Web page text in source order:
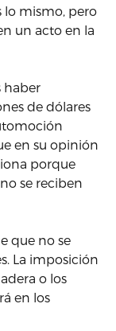
lo mismo, pero
un acto en la
haber
de dólares
en su opinión
porque
se reciben
que no se
La imposición
o los
en los